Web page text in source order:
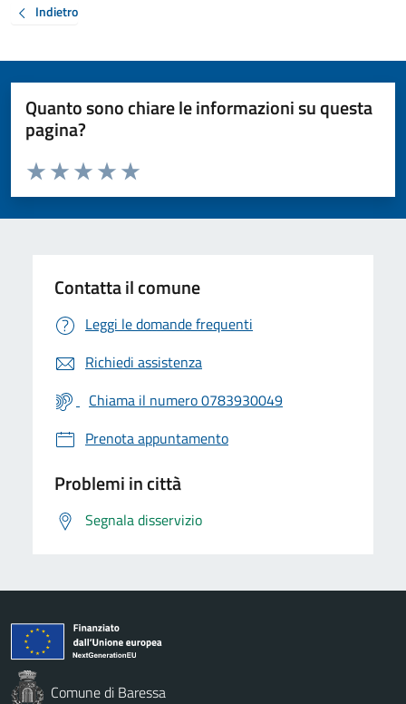
Indietro
Quanto sono chiare le informazioni su questa
pagina?
Valuta da 1 a 5 stelle la pagina
Valuta 5 stelle su 5
Valuta 4 stelle su 5
Valuta 3 stelle su 5
Valuta 2 stelle su 5
Valuta 1 stelle su 5
Contatta il comune
Leggi le domande frequenti
Richiedi assistenza
Chiama il numero 0783930049
Prenota appuntamento
Problemi in città
Segnala disservizio
Comune di Baressa